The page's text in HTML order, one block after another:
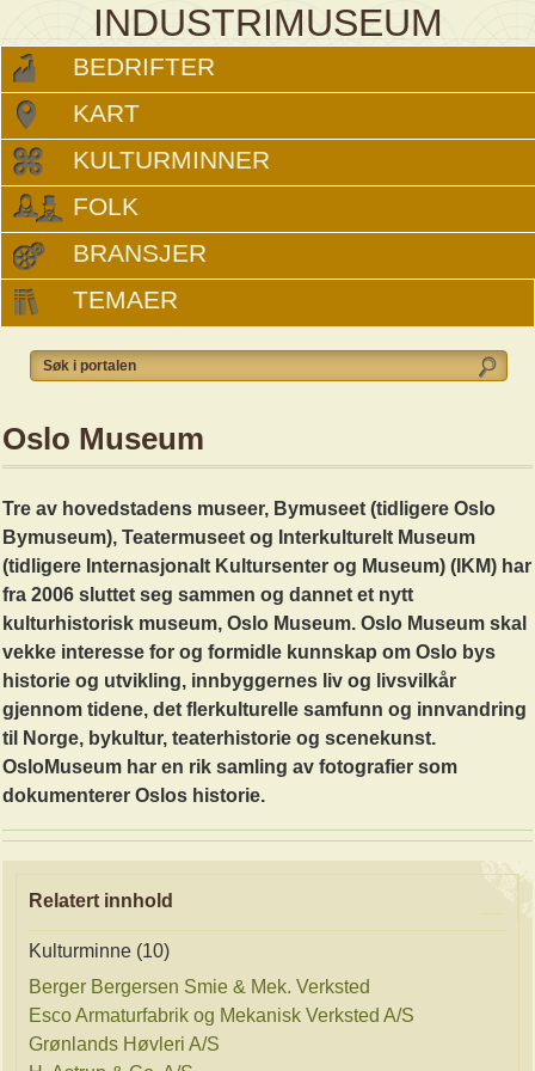
INDUSTRIMUSEUM
BEDRIFTER
KART
KULTURMINNER
FOLK
BRANSJER
TEMAER
Oslo Museum
Tre av hovedstadens museer, Bymuseet (tidligere Oslo
Bymuseum), Teatermuseet og Interkulturelt Museum
(tidligere Internasjonalt Kultursenter og Museum) (IKM) har
fra 2006 sluttet seg sammen og dannet et nytt
kulturhistorisk museum, Oslo Museum. Oslo Museum skal
vekke interesse for og formidle kunnskap om Oslo bys
historie og utvikling, innbyggernes liv og livsvilkår
gjennom tidene, det flerkulturelle samfunn og innvandring
til Norge, bykultur, teaterhistorie og scenekunst.
OsloMuseum har en rik samling av fotografier som
dokumenterer Oslos historie.
Relatert innhold
Kulturminne (10)
Berger Bergersen Smie & Mek. Verksted
Esco Armaturfabrik og Mekanisk Verksted A/S
Grønlands Høvleri A/S